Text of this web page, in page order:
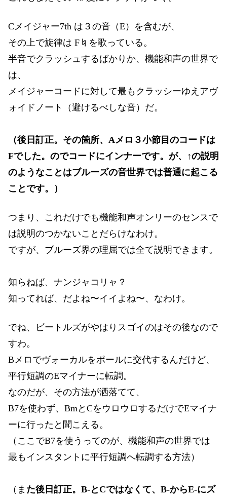
Cメイジャー7th は３の音（E）を含むが、
その上で旋律は F♮を歌っている。
半音でクラッシュするばかりか、機能和声の世界で
は、
メイジャーコードに対して最もクラッシーゆえアヴ
ォイドノート（避けるべしな音）だ。
（後日訂正。その箇所、Aメロ３小節目のコードは
Fでした。のでコードにインナーです。が、↑の説明
のようなことはブルーズの音世界では普通に起こる
ことです。）
つまり、これだけでも機能和声オンリーのセンスで
は説明のつかないことだらけなわけ。
ですが、ブルーズ界の理屈では全て説明できます。
知らねば、ナンジャコリャ？
知ってれば、だよね〜イイよね〜、なわけ。
でね、ビートルズがやはりスゴイのはその後なので
すわ。
Bメロでヴォーカルをポールに交代するんだけど、
平行短調のEマイナーに転調。
なのだが、その方法が洒落てて、
B7を使わず、BmとCをウロウロするだけでEマイナ
ーに行ったと聞こえる。
（ここでB7を使うってのが、機能和声の世界では
最もインスタントに平行短調へ転調する方法）
（ま た後日訂正。B-とCではなくて、B-からE-にズ